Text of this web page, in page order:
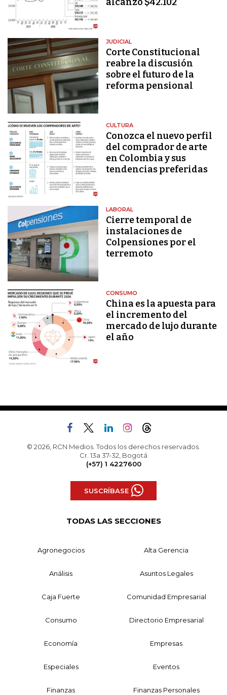
JUDICIAL
Corte Constitucional
reabre la discusión
sobre el futuro de la
reforma pensional
CULTURA
Conozca el nuevo perfil
del comprador de arte
en Colombia y sus
tendencias preferidas
LABORAL
Cierre temporal de
instalaciones de
Colpensiones por el
terremoto
CONSUMO
China es la apuesta para
el incremento del
mercado de lujo durante
el año
© 2026, RCN Medios. Todos los derechos reservados.
Cr. 13a 37-32, Bogotá
(+57) 1 4227600
SUSCRÍBASE
TODAS LAS SECCIONES
Agronegocios Alta Gerencia
Análisis Asuntos Legales
Caja Fuerte Comunidad Empresarial
Consumo Directorio Empresarial
Economía Empresas
Especiales Eventos
Finanzas Finanzas Personales